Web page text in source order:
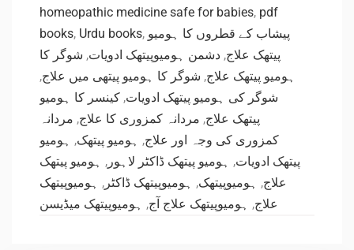
homeopathic medicine safe for babies, pdf
books, Urdu books, پیشاب کے قطروں کا ہومیو
پیتھک علاج, دشمن ہومیوپیتھک ادویات, شوگر کا
ہومیو پیتھک علاج, شوگر کا ہومیو پیتھی میں علاج,
شوگر کی ہومیو پیتھک ادویات, کینسر کا ہومیو
پیتھک علاج, مردانہ کمزوری کا علاج, مردانہ
کمزوری کی وجہ اور علاج, ہومیو پیتھک, ہومیو
پیتھک ادویات, ہومیو پیتھک ڈاکٹر لاہور , ہومیو پیتھک
علاج, ہومیوپیتھک, ہومیوپیتھک ڈاکٹر , ہومیوپیتھک
علاج, ہومیوپیتھک علاج آج, ہومیوپیتھک میڈیسن